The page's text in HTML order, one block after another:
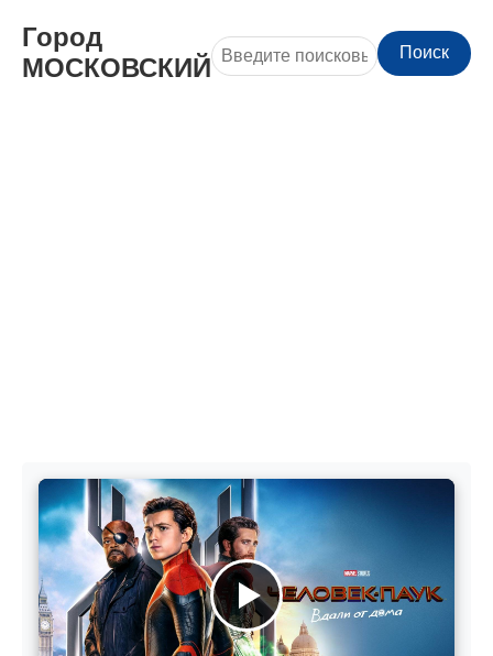
Город
МОСКОВСКИЙ
Поиск